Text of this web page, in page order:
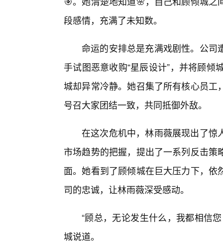
段感情，充满了未知数。
命运的安排总是充满戏剧性。公司
手试图恶意收购“星辰设计”，并将顾
城却异常冷静。她召集了所有核心员
号召大家团结一致，共同抵御外敌。
在这次危机中，林雨薇展现出了惊
市场趋势的把握，提出了一系列反击
面。她看到了顾倾城在巨大压力下，
司的忠诚，让林雨薇深受感动。
“顾总，无论发生什么，我都相信
城说道。